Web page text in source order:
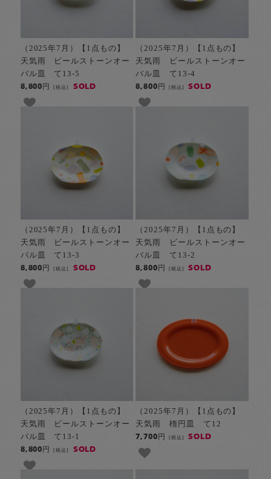
（2025年7月）【1点もの】
天気雨 ビールストーンオー
バル皿 て13-5
8,800円[税込] SOLD
（2025年7月）【1点もの】
天気雨 ビールストーンオー
バル皿 て13-4
8,800円 [税込] SOLD
（2025年7月）【1点もの】
天気雨 ビールストーンオー
バル皿 て13-3
8,800円[税込] SOLD
（2025年7月）【1点もの】
天気雨 ビールストーンオー
バル皿 て13-2
8,800円 [税込] SOLD
（2025年7月）【1点もの】
天気雨 ビールストーンオー
バル皿 て13-1
8,800円[税込] SOLD
（2025年7月）【1点もの】
天気雨 楕円皿 て12
7,700円 [税込] SOLD